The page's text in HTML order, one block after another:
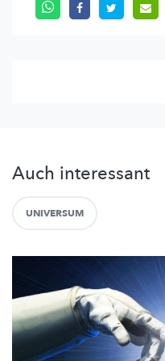
Auch interessant
UNIVERSUM